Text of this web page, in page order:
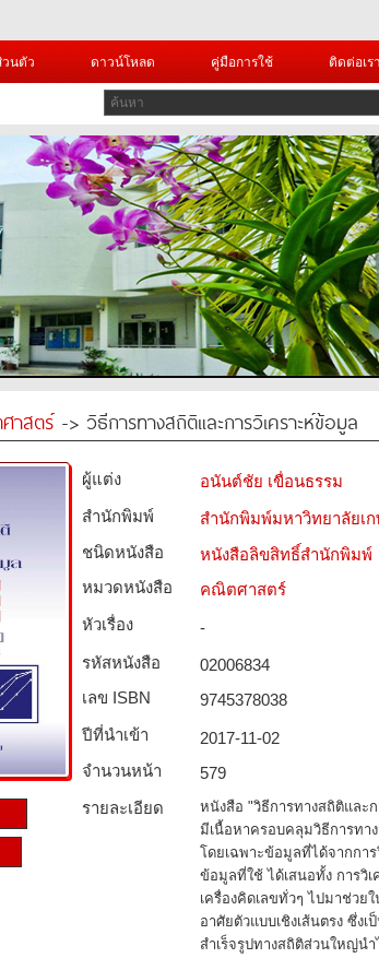
นตัว ดาวน์โหลด คู่มือการใช้ ติดต่อเรา
าสตร์-> วิธีการทางสถิติและการวิเคราะห์ข้อมูล
ผู้แต่ง
อนันต์ชัย เขื่อนธรรม
สำนักพิมพ์
สำนักพิมพ์มหาวิทยาลัยเ
ชนิดหนังสือ­
หนังสือลิขสิทธิ์สำนักพิมพ์
หมวดหนังสือ­
คณิตศาสตร์
หัวเรื่อง
-
รหัสหนังสือ­
02006834
เลข ISBN
9745378038
ปีที่นำเข้า
2017-11-02
จำนวนหน้า
579
รายละเอียด
หนังสือ "วิธีการทางสถิติและ
มีเนื้อหาครอบคลุมวิธีการทา
โดยเฉพาะข้อมูลที่ได้จากการ
ข้อมูลที่ใช้ ได้เสนอทั้ง การวิ
เครื่องคิดเลขทั่วๆ ไปมาช่วย
อาศัยตัวแบบเชิงเส้นตรง ซึ่ง
สำเร็จรูปทางสถิติส่วนใหญ่นำ